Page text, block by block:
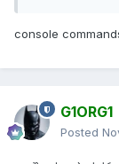
console
G1ORG1
Posted